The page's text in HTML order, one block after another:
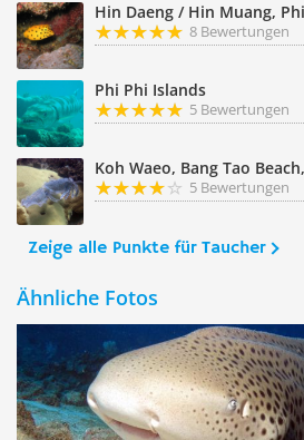
Hin Daeng / Hin Muang,
8 Bewertungen
Phi Phi Islands
5 Bewertungen
Koh Waeo, Bang Tao
5 Bewertungen
Zeige alle Punkte für Taucher
Ähnliche Fotos